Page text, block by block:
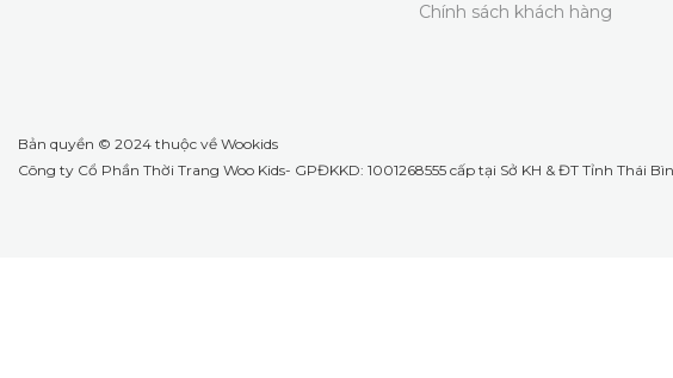
Chính sách khách hàng
Bản quyền © 2024 thuộc về Wookids
Công ty Cổ Phần Thời Trang Woo Kids- GPĐKKD: 1001268555 cấp tại Sở KH & ĐT Tỉnh